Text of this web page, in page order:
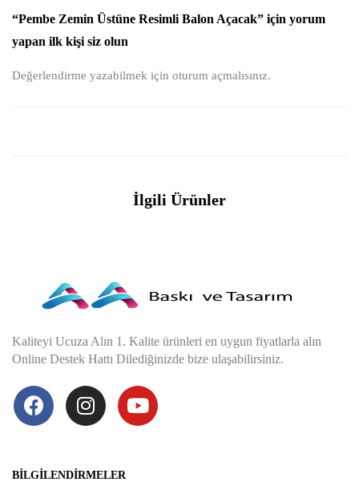
“Pembe Zemin Üstüne Resimli Balon Açacak” için yorum
yapan ilk kişi siz olun
Değerlendirme yazabilmek için oturum açmalısınız.
İlgili Ürünler
Kaliteyi Ucuza Alın 1. Kalite ürünleri en uygun fiyatlarla alın
Online Destek Hattı Dilediğinizde bize ulaşabilirsiniz.
BILGILENDIRMELER